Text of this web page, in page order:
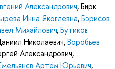
Александрович,Бирк
Инна Яковлевна,Борисов
Михайлович,Бутиков
Николаевич,Воробьев
Александрович,
Артем Юрьевич,